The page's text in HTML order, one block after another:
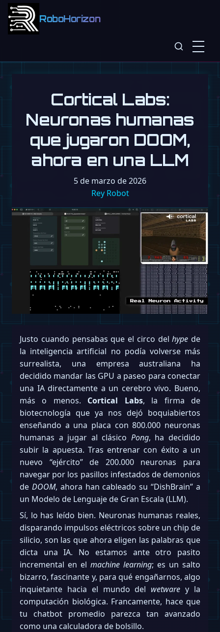
RoboHorizon
Cortical Labs:
Neuronas humanas
que jugaron DOOM,
ahora en una LLM
5 de marzo de 2026
Rey Robot
Justo cuando pensabas que el circo delhype de
la inteligencia artificial no podía volverse más
surrealista, una empresa australiana ha
decidido mandar las GPU a paseo para conectar
una IA directamente a un cerebro vivo. Bueno,
más o menos. Cortical Labs, la firma de
biotecnología que ya nos dejó boquiabiertos
enseñando a una placa con 800.000 neuronas
humanas a jugar al clásico Pong, ha decidido
subir la apuesta. Tras entrenar con éxito a un
nuevo “ejército” de 200.000 neuronas para
navegar por los pasillos infestados de demonios
de DOOM, ahora han cableado su “DishBrain” a
un Modelo de Lenguaje de Gran Escala (LLM).
Sí, lo has leído bien. Neuronas humanas reales,
disparando impulsos eléctricos sobre un chip de
silicio, son las que ahora eligen las palabras que
dicta una IA. No estamos ante otro pasito
incremental en el machine learning; es un salto
bizarro, fascinante y, para qué engañarnos, algo
inquietante hacia el mundo del wetware y la
computación biológica. Francamente, hace que
tu chatbot promedio parezca tan avanzado
como una calculadora de bolsillo.